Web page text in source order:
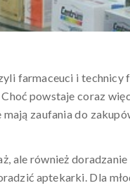
farmaceuci i technicy
powstaje coraz
zaufania do
ale również
aptekarki. Dla